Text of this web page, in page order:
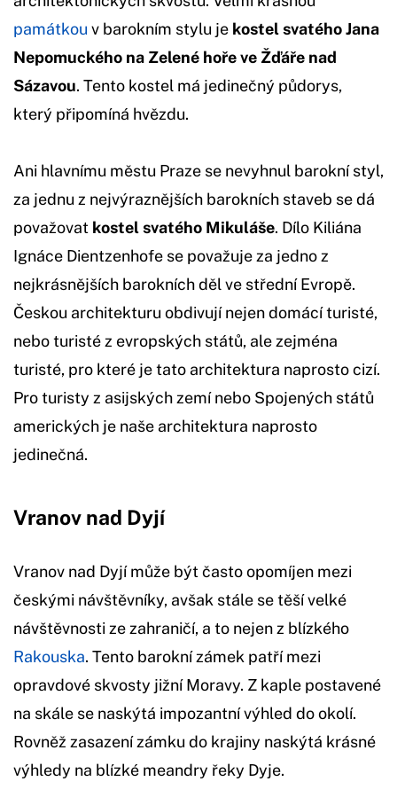
památkou v barokním stylu je kostel svatého Jana
Nepomuckého na Zelené hoře ve Žďáře nad
Sázavou. Tento kostel má jedinečný půdorys,
který připomíná hvězdu.
Ani hlavnímu městu Praze se nevyhnul barokní styl,
za jednu z nejvýraznějších barokních staveb se dá
považovat kostel svatého Mikuláše. Dílo Kiliána
Ignáce Dientzenhofe se považuje za jedno z
nejkrásnějších barokních děl ve střední Evropě.
Českou architekturu obdivují nejen domácí turisté,
nebo turisté z evropských států, ale zejména
turisté, pro které je tato architektura naprosto cizí.
Pro turisty z asijských zemí nebo Spojených států
amerických je naše architektura naprosto
jedinečná.
Vranov nad Dyjí
Vranov nad Dyjí může být často opomíjen mezi
českými návštěvníky, avšak stále se těší velké
návštěvnosti ze zahraničí, a to nejen z blízkého
Rakouska. Tento barokní zámek patří mezi
opravdové skvosty jižní Moravy. Z kaple postavené
na skále se naskýtá impozantní výhled do okolí.
Rovněž zasazení zámku do krajiny naskýtá krásné
výhledy na blízké meandry řeky Dyje.